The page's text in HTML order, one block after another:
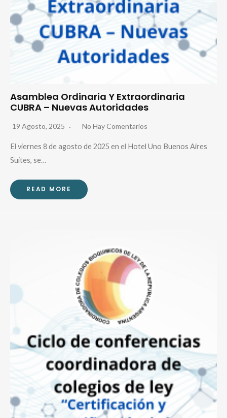
Asamblea Ordinaria Y Extraordinaria
CUBRA – Nuevas Autoridades
19 Agosto, 2025 No Hay Comentarios
El viernes 8 de agosto de 2025 en el Hotel Uno Buenos Aires
Suites, se…
READ MORE